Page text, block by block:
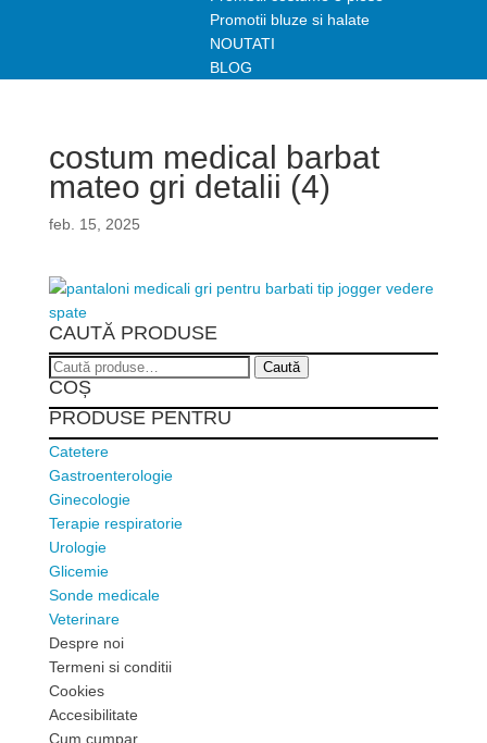
Promotii bluze si halate
NOUTATI
BLOG
costum medical barbat
mateo gri detalii (4)
feb. 15, 2025
CAUTĂ PRODUSE
Caută
după:
Caută
COȘ
PRODUSE PENTRU
Catetere
Gastroenterologie
Ginecologie
Terapie respiratorie
Urologie
Glicemie
Sonde medicale
Veterinare
Despre noi
Termeni si conditii
Cookies
Accesibilitate
Cum cumpar